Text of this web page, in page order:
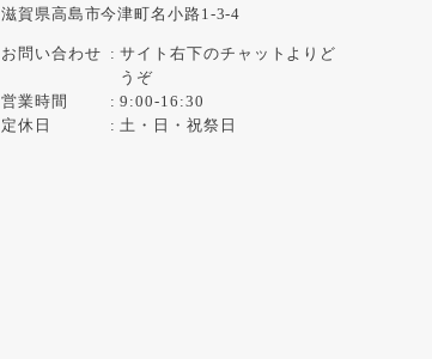
滋賀県高島市今津町名小路1-3-4
お問い合わせ
サイト右下のチャットよりど
うぞ
営業時間
9:00-16:30
定休日
土・日・祝祭日